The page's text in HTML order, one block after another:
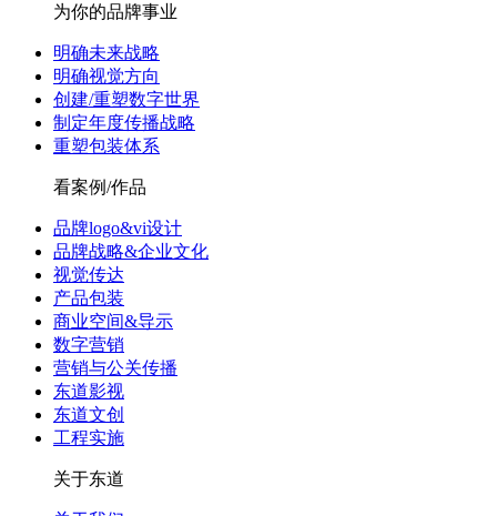
为你的品牌事业
明确未来战略
明确视觉方向
创建/重塑数字世界
制定年度传播战略
重塑包装体系
看案例/作品
品牌logo&vi设计
品牌战略&企业文化
视觉传达
产品包装
商业空间&导示
数字营销
营销与公关传播
东道影视
东道文创
工程实施
关于东道